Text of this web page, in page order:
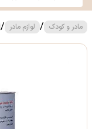
مادر و کودک / لوازم مادر /